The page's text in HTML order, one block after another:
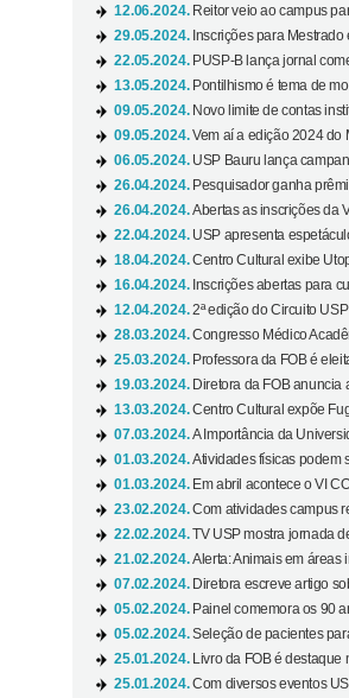
12.06.2024. Reitor veio ao campus
29.05.2024. Inscrições para
22.05.2024. PUSP-B lança jornal
13.05.2024. Pontilhismo é tema de
09.05.2024. Novo limite de contas
09.05.2024.Vem aí a edição 2024 do
06.05.2024. USP Bauru lança
26.04.2024. Pesquisador ganha
26.04.2024.Abertas as inscrições da
22.04.2024. USP apresenta
18.04.2024.Centro Cultural exibe
16.04.2024. Inscrições abertas para
12.04.2024.2ª edição do Circuito
28.03.2024.Congresso Médico
25.03.2024. Professora da FOB é
19.03.2024. Diretora da FOB anuncia
13.03.2024.Centro Cultural expõe
07.03.2024.A Importância da
01.03.2024.Atividades físicas podem
01.03.2024. Em abril acontece o VI
23.02.2024.Com atividades campus
22.02.2024.TV USP mostra jornada
21.02.2024.Alerta: Animais em áreas
07.02.2024. Diretora escreve artigo
05.02.2024. Painel comemora os 90
05.02.2024.Seleção de pacientes
25.01.2024.
Livro da FOB é destaque
25.01.2024.Com diversos eventos